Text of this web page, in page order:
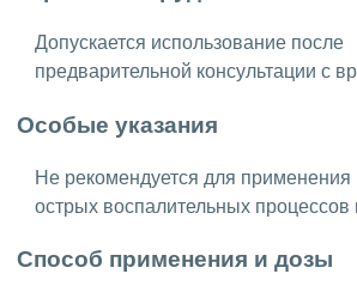
Допускается использование после
предварительной консультации с
Особые указания
Не рекомендуется для применения
острых воспалительных процессов
Способ применения и дозы